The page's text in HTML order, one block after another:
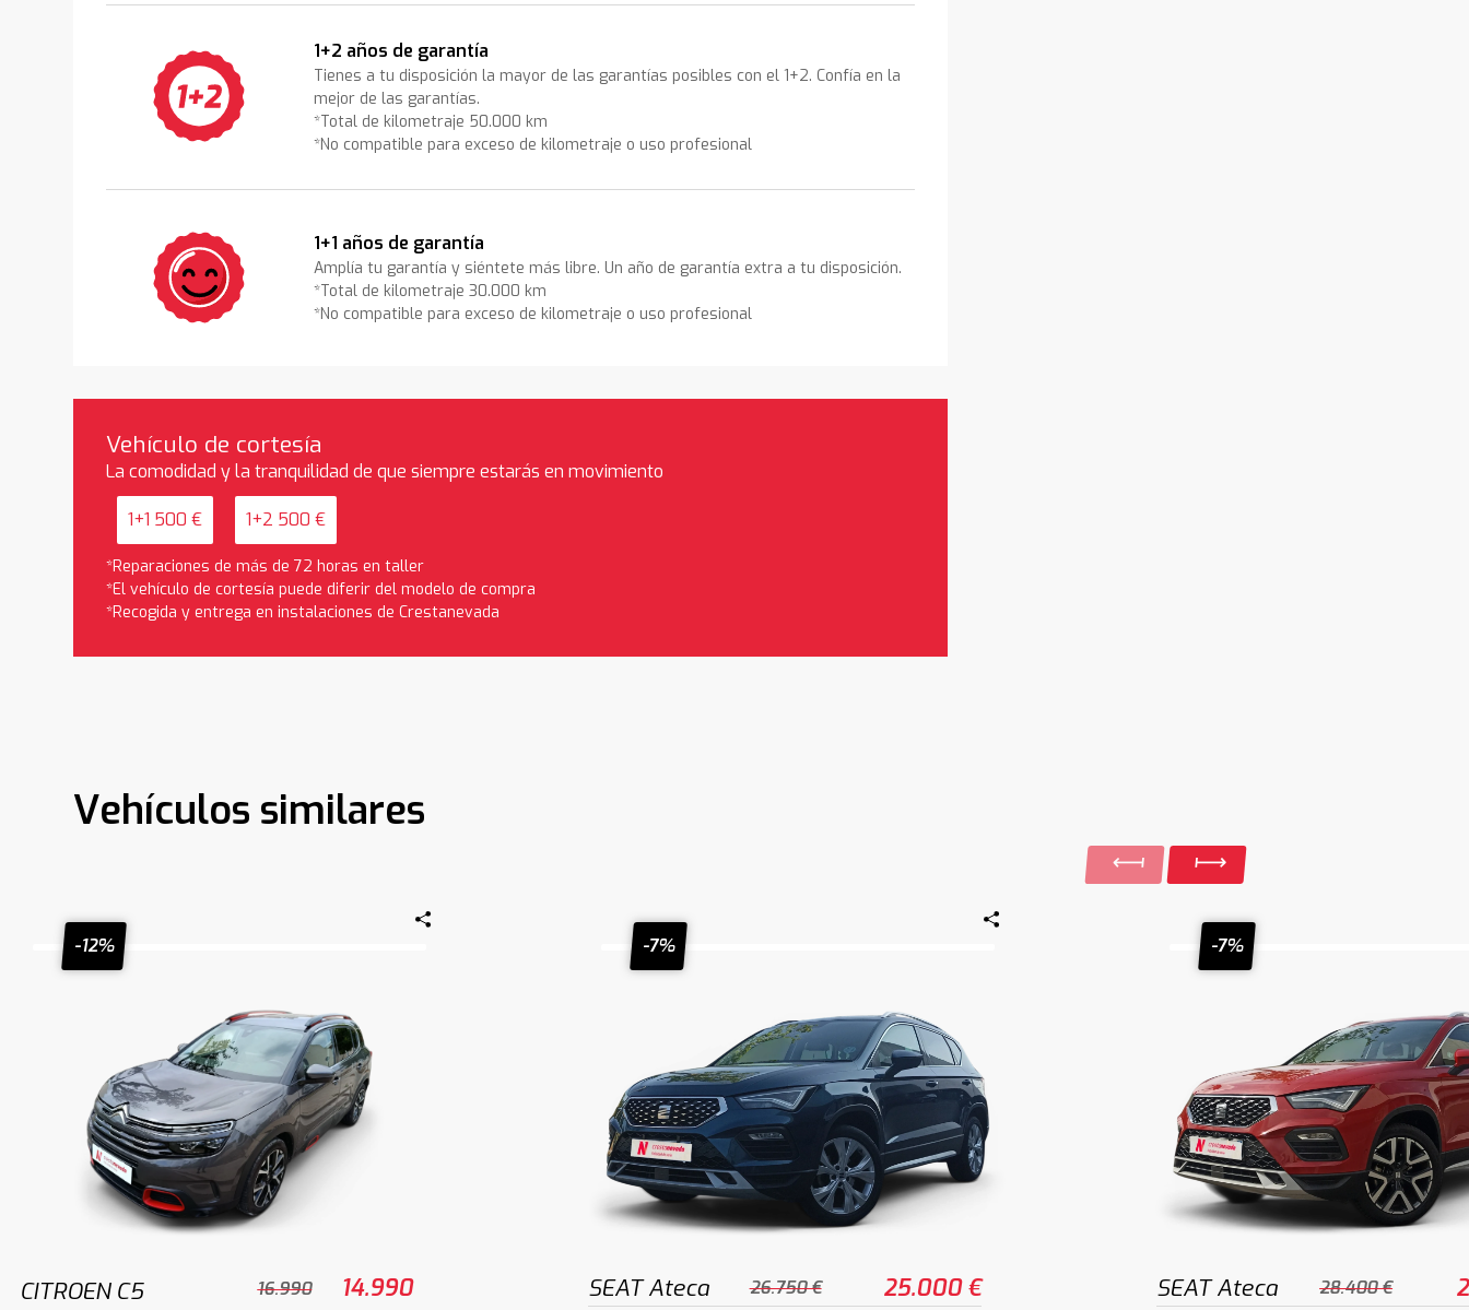
1+2 años de garantía
Tienes a tu disposición la mayor de las garantías posibles con el 1+2. Confía en la
mejor de las garantías.
*Total de kilometraje 50.000 km
*No compatible para exceso de kilometraje o uso profesional
1+1 años de garantía
Amplía tu garantía y siéntete más libre. Un año de garantía extra a tu disposición.
*Total de kilometraje 30.000 km
*No compatible para exceso de kilometraje o uso profesional
Vehículo de cortesía
La comodidad y la tranquilidad de que siempre estarás en movimiento
1+1 500 € 1+2 500 €
*Reparaciones de más de 72 horas en taller
*El vehículo de cortesía puede diferir del modelo de compra
*Recogida y entrega en instalaciones de Crestanevada
Vehículos similares
-12%
CITROEN C5
16.990
14.990
-7%
SEAT Ateca 26.750 € 25.000 €
-7%
SEAT Ateca 28.400 €